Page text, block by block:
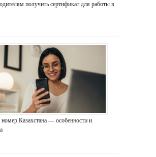
получить сертификат для работы в
Казахстана — особенности и